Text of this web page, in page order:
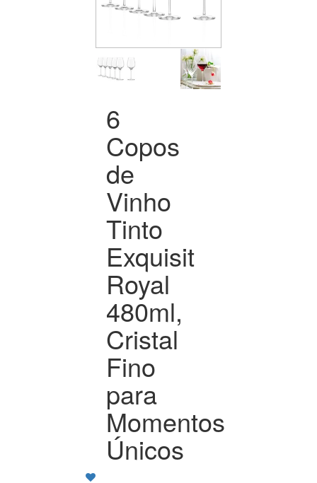
6
Copos
de
Vinho
Tinto
Exquisit
Royal
480ml,
Cristal
Fino
para
Momentos
Únicos